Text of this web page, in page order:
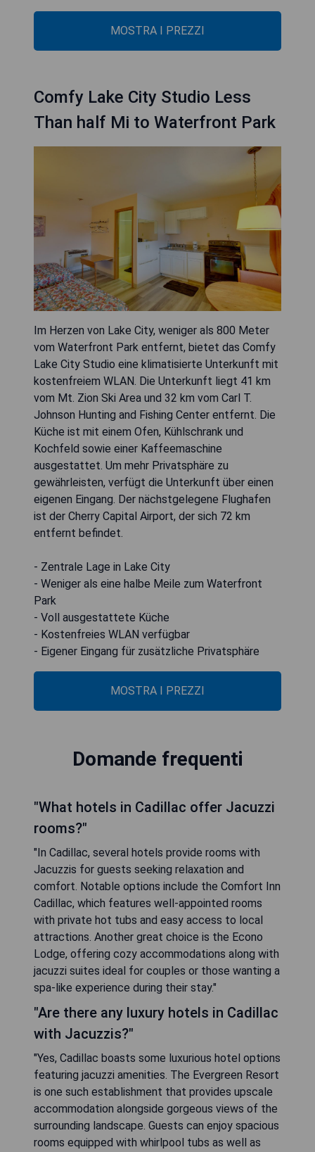
MOSTRA I PREZZI
Comfy Lake City Studio Less
Than half Mi to Waterfront Park
Im Herzen von Lake City, weniger als 800 Meter
vom Waterfront Park entfernt, bietet das Comfy
Lake City Studio eine klimatisierte Unterkunft mit
kostenfreiem WLAN. Die Unterkunft liegt 41 km
vom Mt. Zion Ski Area und 32 km vom Carl T.
Johnson Hunting and Fishing Center entfernt. Die
Küche ist mit einem Ofen, Kühlschrank und
Kochfeld sowie einer Kaffeemaschine
ausgestattet. Um mehr Privatsphäre zu
gewährleisten, verfügt die Unterkunft über einen
eigenen Eingang. Der nächstgelegene Flughafen
ist der Cherry Capital Airport, der sich 72 km
entfernt befindet.
- Zentrale Lage in Lake City
- Weniger als eine halbe Meile zum Waterfront
Park
- Voll ausgestattete Küche
- Kostenfreies WLAN verfügbar
- Eigener Eingang für zusätzliche Privatsphäre
MOSTRA I PREZZI
Domande frequenti
"What hotels in Cadillac offer Jacuzzi
rooms?"
"In Cadillac, several hotels provide rooms with
Jacuzzis for guests seeking relaxation and
comfort. Notable options include the Comfort Inn
Cadillac, which features well-appointed rooms
with private hot tubs and easy access to local
attractions. Another great choice is the Econo
Lodge, offering cozy accommodations along with
jacuzzi suites ideal for couples or those wanting a
spa-like experience during their stay."
"Are there any luxury hotels in Cadillac
with Jacuzzis?"
"Yes, Cadillac boasts some luxurious hotel options
featuring jacuzzi amenities. The Evergreen Resort
is one such establishment that provides upscale
accommodation alongside gorgeous views of the
surrounding landscape. Guests can enjoy spacious
rooms equipped with whirlpool tubs as well as